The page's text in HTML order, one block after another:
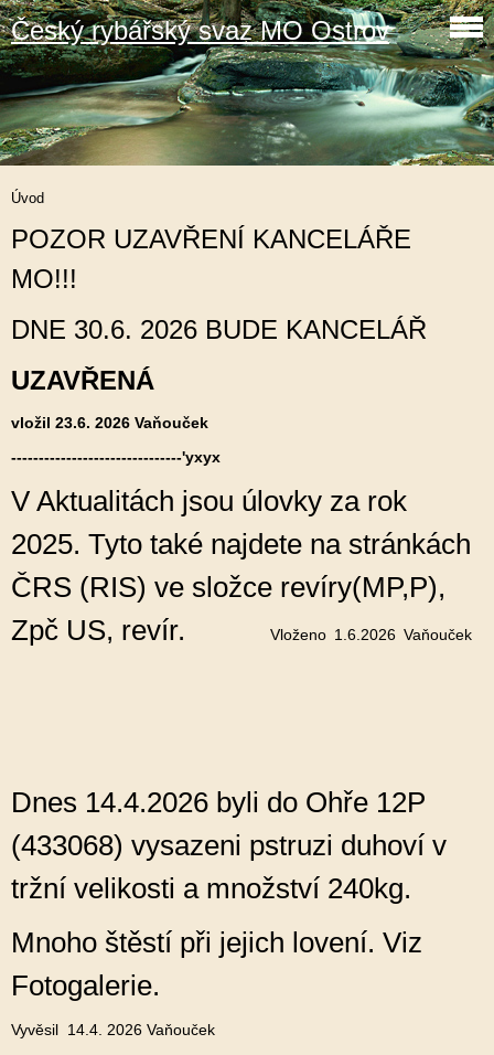
Český rybářský svaz MO Ostrov
Úvod
POZOR UZAVŘENÍ KANCELÁŘE
MO!!!
DNE 30.6. 2026 BUDE KANCELÁŘ
UZAVŘENÁ
vložil 23.6. 2026 Vaňouček
-------------------------------'yxyx
V Aktualitách jsou úlovky za rok
2025. Tyto také najdete na stránkách
ČRS (RIS) ve složce revíry(MP,P),
Zpč US, revír.
Vloženo 1.6.2026 Vaňouček
Dnes 14.4.2026 byli do Ohře 12P
(433068) vysazeni pstruzi duhoví v
tržní velikosti a množství 240kg.
Mnoho štěstí při jejich lovení. Viz
Fotogalerie.
Vyvěsil 14.4. 2026 Vaňouček